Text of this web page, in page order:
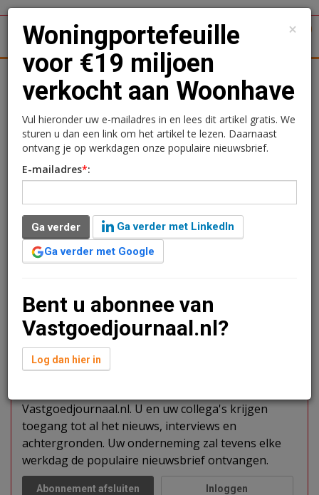
Woningmarkt Kantoren
Woningportefeuille voor
€19 miljoen verkocht aan
Woonhave
Sandra Lissenberg
2 december 2019 om 10:36
1 minuut leestijd
Woonhave is de nieuwe eigenaar van een
een klant van Syntrus Achmea Real Estate & Finance.
Verder lezen?
U kunt het artikel niet volledig lezen omdat u nog
Vastgoedjournaal.nl. U en uw collega's krijgen
toegang tot al het nieuws, interviews en
achtergronden. Uw onderneming zal tevens elke
werkdag de populaire nieuwsbrief ontvangen.
Abonnement afsluiten Inloggen
×
Woningportefeuille
voor €19 miljoen
verkocht aan Woonhave
Vul hieronder uw e-mailadres in en lees dit artikel gratis. We
sturen u dan een link om het artikel te lezen. Daarnaast
ontvang je op werkdagen onze populaire nieuwsbrief.
E-mailadres*:
Ga verder
Ga verder met LinkedIn
Ga verder met Google
Bent u abonnee van
Vastgoedjournaal.nl?
Log dan hier in